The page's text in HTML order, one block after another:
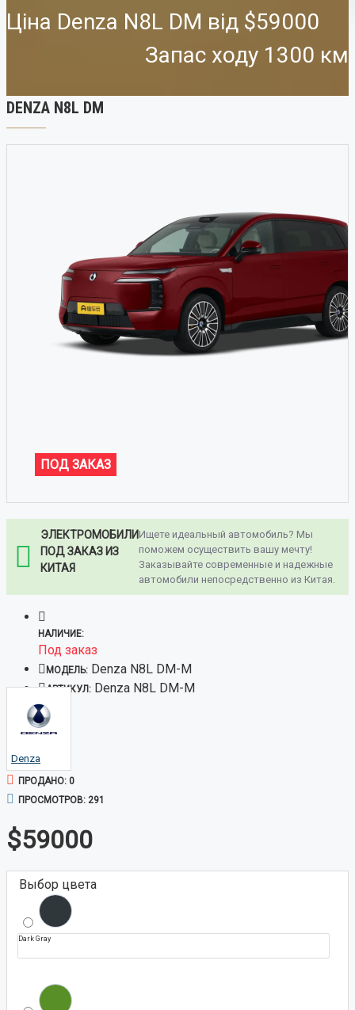
Ціна Denza N8L DM від $59000
Запас ходу 1300 км
DENZA N8L DM
ПОД ЗАКАЗ
ЭЛЕКТРОМОБИЛИ
ПОД ЗАКАЗ ИЗ
КИТАЯ
Ищете идеальный автомобиль? Мы
поможем осуществить вашу мечту!
Заказывайте современные и надежные
автомобили непосредственно из Китая.
НАЛИЧИЕ:
Под заказ
МОДЕЛЬ: Denza N8L DM-M
АРТИКУЛ: Denza N8L DM-M
Denza
ПРОДАНО: 0
ПРОСМОТРОВ: 291
$59000
Выбор цвета
Dark Gray